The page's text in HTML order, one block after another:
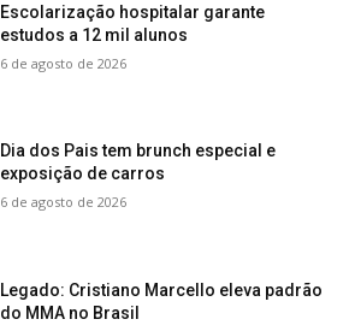
Escolarização hospitalar garante
estudos a 12 mil alunos
6 de agosto de 2026
Dia dos Pais tem brunch especial e
exposição de carros
6 de agosto de 2026
Legado: Cristiano Marcello eleva padrão
do MMA no Brasil